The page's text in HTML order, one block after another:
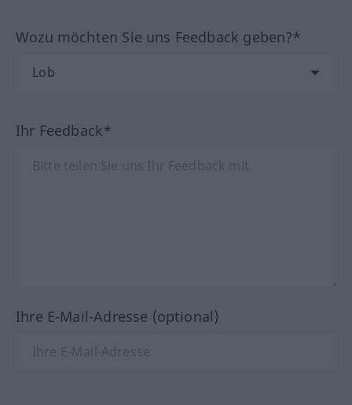
Wozu möchten Sie uns Feedback geben?*
Ihr Feedback*
Ihre E-Mail-Adresse (optional)